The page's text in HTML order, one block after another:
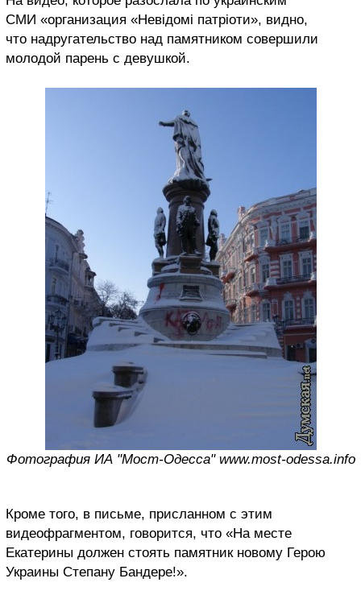
СМИ «организация «Невідомі патріоти», видно,
что надругательство над памятником совершили
молодой парень с девушкой.
Фотография ИА "Мост-Одесса" www.most-odessa.info
Кроме того, в письме, присланном с этим
видеофрагментом, говорится, что «На месте
Екатерины должен стоять памятник новому Герою
Украины Степану Бандере!».